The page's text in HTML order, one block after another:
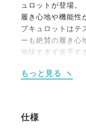
ュロットが登場。
履き心地や機能性
プキュロットはテ
ーも絶賛の履き心
地味すぎず派手す
イテムです。
従来の合皮タイプ
もっと見る
仕様